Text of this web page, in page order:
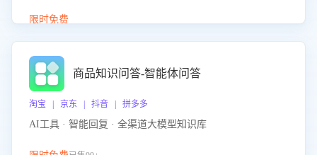
限时免费
商品知识问答-智能体问答
淘宝 | 京东 | 抖音 | 拼多多
AI工具 · 智能回复 · 全渠道大模型知识库